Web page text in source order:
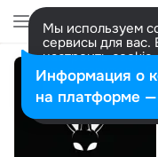
Мы используем
сервисы для вас.
настроить
представитель.
Разрешить все
Информация о
на платформе